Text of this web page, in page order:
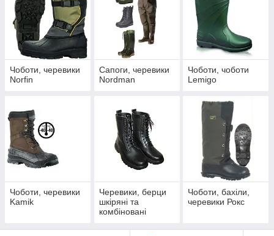
Чоботи, черевики
Norfin
Сапоги, черевики
Nordman
Чоботи, чоботи
Lemigo
Чоботи, черевики
Kamik
Черевики, берци
шкіряні та
комбіновані
Чоботи, бахіли,
черевики Рокс